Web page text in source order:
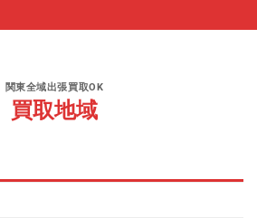
関東全域出張買取OK
買取地域